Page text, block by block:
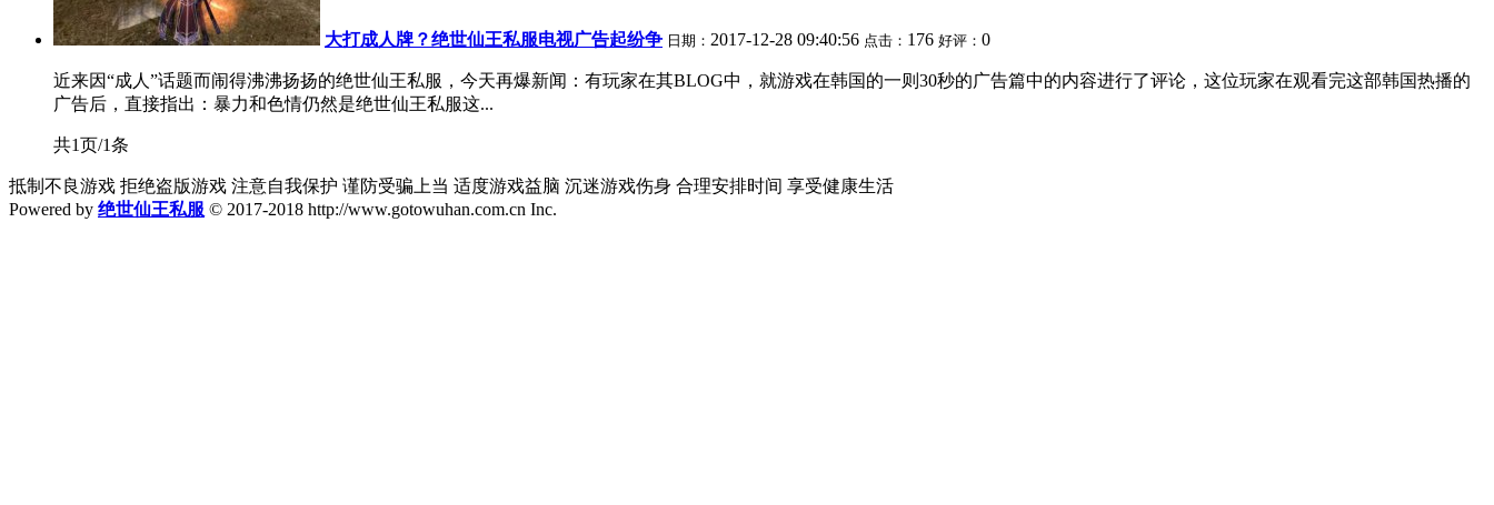
大打成人牌？绝世仙王私服电视广告起纷争 日期： 2017-12-28 09:40:56 点击： 176 好评： 0
近来因“成人”话题而闹得沸沸扬扬的绝世仙王私服，今天再爆新闻：有玩家在其BLOG中，就游戏在韩国的一则30秒的广告篇中的内容进行了评论，这位玩家在观看完这部韩国热播的
广告后，直接指出：暴力和色情仍然是绝世仙王私服这...
共1页/1条
抵制不良游戏 拒绝盗版游戏 注意自我保护 谨防受骗上当 适度游戏益脑 沉迷游戏伤身 合理安排时间 享受健康生活
Powered by 绝世仙王私服 © 2017-2018 http://www.gotowuhan.com.cn Inc.